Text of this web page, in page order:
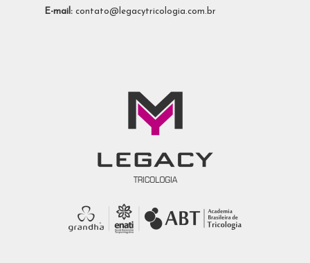
E-mail: contato@legacytricologia.com.br